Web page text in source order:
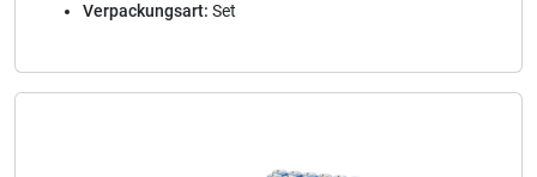
Verpackungsart: Set